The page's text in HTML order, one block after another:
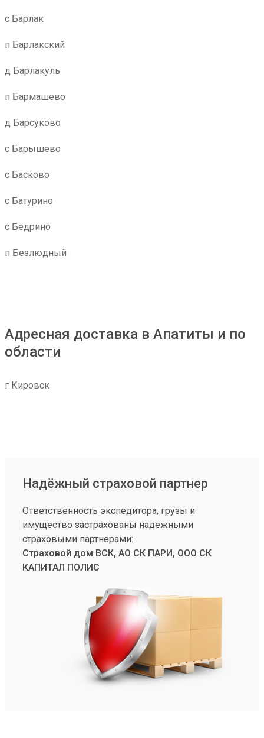
с Барлак
п Барлакский
д Барлакуль
п Бармашево
д Барсуково
с Барышево
с Басково
с Батурино
с Бедрино
п Безлюдный
Адресная доставка в Апатиты и по
области
г Кировск
Надёжный страховой партнер
Ответственность экспедитора, грузы и
имущество застрахованы надежными
страховыми партнерами:
Страховой дом ВСК, АО СК ПАРИ, ООО СК
КАПИТАЛ ПОЛИС